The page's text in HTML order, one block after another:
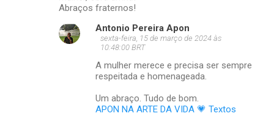
Abraços fraternos!
Antonio Pereira Apon
sexta-feira, 15 de março de 2024 às
10:48:00 BRT
A mulher merece e precisa ser sempre
respeitada e homenageada.
Um abraço. Tudo de bom.
APON NA ARTE DA VIDA 💗 Textos